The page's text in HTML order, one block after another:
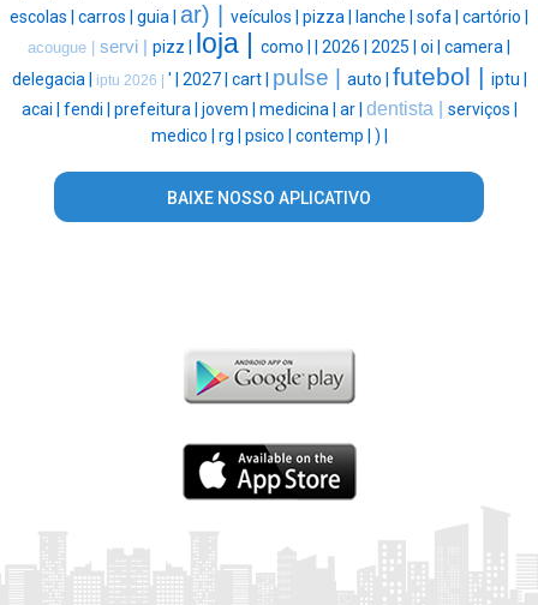
escolas | carros | guia | ar) | veículos | pizza | lanche | sofa | cartório |
acougue | servi | pizz | loja | como | 2026 | 2025 | oi | camera |
delegacia |
iptu 2026 | ' | 2027 | cart | pulse | auto | futebol | iptu |
acai | fendi | prefeitura | jovem | medicina | ar | dentista | serviços |
medico | rg | psico | contemp | ) |
BAIXE NOSSO APLICATIVO